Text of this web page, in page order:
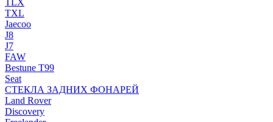
TLX
TXL
Jaecoo
J8
J7
FAW
Bestune T99
Seat
СТЕКЛА ЗАДНИХ ФОНАРЕЙ
Land Rover
Discovery